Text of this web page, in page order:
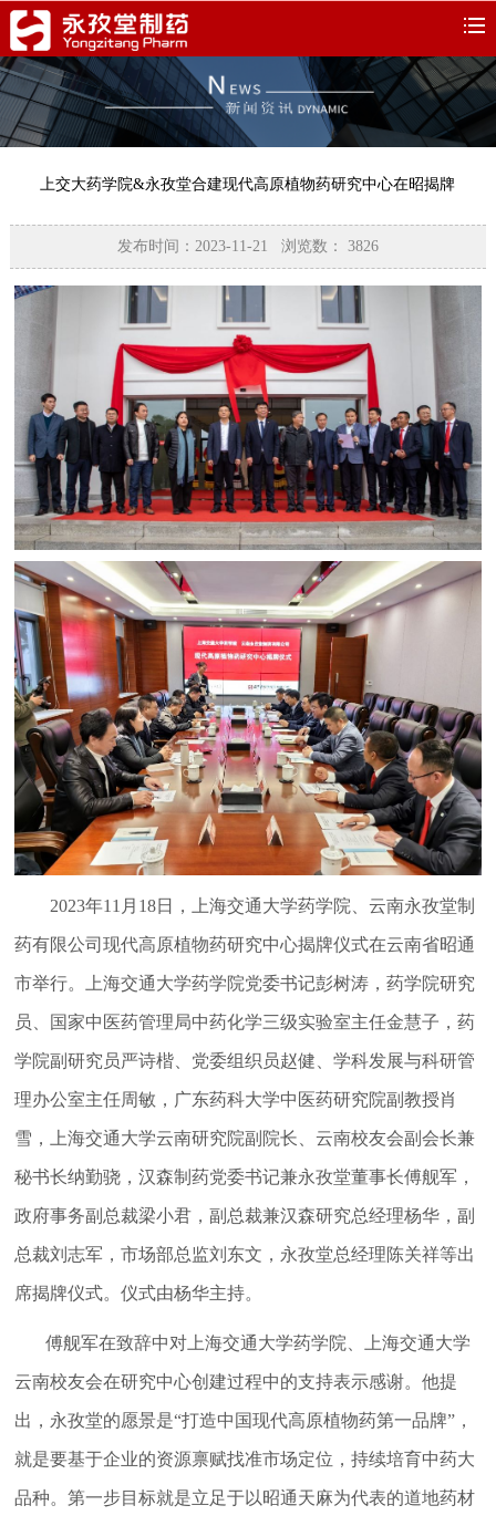
上交大药学院&永孜堂合建现代高原植物药研究中心在昭揭牌
发布时间：2023-11-21 浏览数： 3826
2023年11月18日，上海交通大学药学院、云南永孜堂制
药有限公司现代高原植物药研究中心揭牌仪式在云南省昭通
市举行。上海交通大学药学院党委书记彭树涛，药学院研究
员、国家中医药管理局中药化学三级实验室主任金慧子，药
学院副研究员严诗楷、党委组织员赵健、学科发展与科研管
理办公室主任周敏，广东药科大学中医药研究院副教授肖
雪，上海交通大学云南研究院副院长、云南校友会副会长兼
秘书长纳勤骁，汉森制药党委书记兼永孜堂董事长傅舰军，
政府事务副总裁梁小君，副总裁兼汉森研究总经理杨华，副
总裁刘志军，市场部总监刘东文，永孜堂总经理陈关祥等出
席揭牌仪式。仪式由杨华主持。
傅舰军在致辞中对上海交通大学药学院、上海交通大学
云南校友会在研究中心创建过程中的支持表示感谢。他提
出，永孜堂的愿景是“打造中国现代高原植物药第一品牌”，
就是要基于企业的资源禀赋找准市场定位，持续培育中药大
品种。第一步目标就是立足于以昭通天麻为代表的道地药材